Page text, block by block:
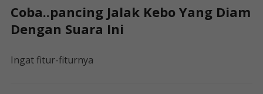
Coba..pancing Jalak Kebo Yang Diam
Dengan Suara Ini
Ingat fitur-fiturnya